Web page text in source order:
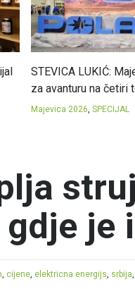
STEVICA LUKIĆ:
za avanturu na četiri
Majevica 2026, SPECIJAL
je
, cijene, elektricna energijs, srbija,